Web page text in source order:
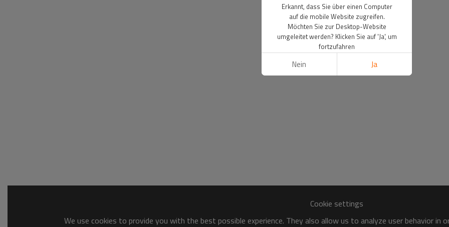
Cookie settings
We use cookies to provide you with the best possible experience. They also allow us to analyze user behavior
Erkannt, dass Sie über einen Computer
auf die mobile Website zugreifen.
Möchten Sie zur Desktop-Website
umgeleitet werden? Klicken Sie auf 'Ja', um
fortzufahren
Nein Ja